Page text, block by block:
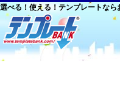
選べる！使える！テンプレートなら